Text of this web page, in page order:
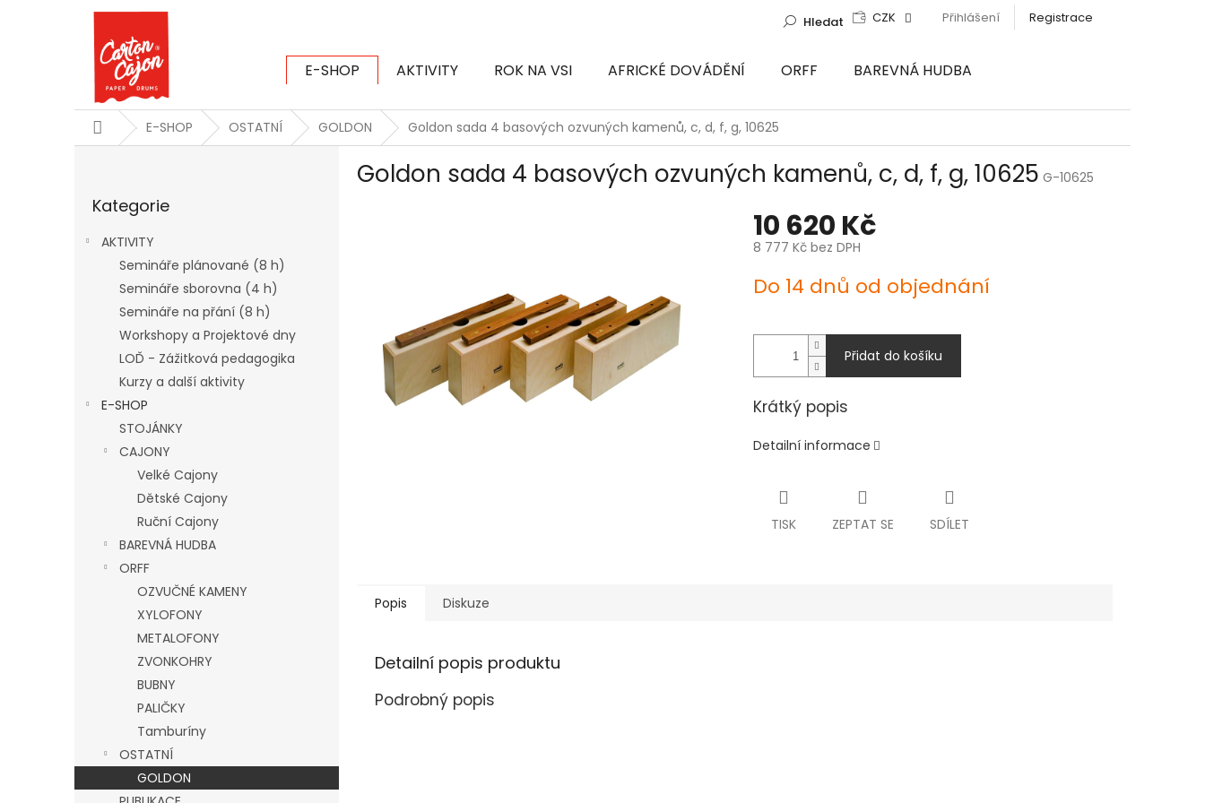
CZK Přihlášení Registrace
Hledat
E-SHOP AKTIVITY ROK NA VSI AFRICKÉ DOVÁDĚNÍ ORFF
BAREVNÁ HUDBA
DomůE-SHOP OSTATNÍ GOLDON Goldon sada 4 basových ozvuných kamenů, c, d, f, g, 10625
kategorie
Kategorie
AKTIVITY
Semináře plánované (8 h)
Semináře sborovna (4 h)
Semináře na přání (8 h)
Workshopy a Projektové dny
LOĎ - Zážitková pedagogika
Kurzy a další aktivity
E-SHOP
STOJÁNKY
CAJONY
Velké Cajony
Dětské Cajony
Ruční Cajony
BAREVNÁ HUDBA
ORFF
OZVUČNÉ KAMENY
XYLOFONY
METALOFONY
ZVONKOHRY
BUBNY
PALIČKY
Tamburíny
OSTATNÍ
GOLDON
Goldon sada 4 basových ozvuných kamenů, c, d, f, g, 10625 G-10625
10 620 Kč
8 777 Kč bez DPH
cena:
Do 14 dnů od objednání
Přidat do košíku
Krátký popis
Detailní informace
TISK ZEPTAT SE SDÍLET
Popis Diskuze
Detailní popis produktu
Podrobný popis